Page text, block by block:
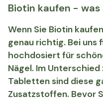
Biotin kaufen - was
Wenn Sie Biotin
genau richtig. Bei uns
hochdosiert für
Nägel. Im
Tabletten sind diese
Zusatzstoffen. Bevor